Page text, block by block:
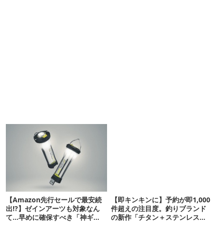
【Amazon先行セールで最安続
出!?】ゼインアーツも対象なん
て…早めに確保すべき「神ギ
【即キンキンに】予約が即1,000
件超えの注目度。釣りブランド
の新作「チタン＋ステンレスの